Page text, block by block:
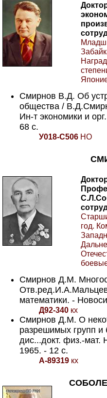
Смирнов В.Д. Об
общества /
Ин-т экономики и
68 c.
У018-С506НО
год.
Смирнов Д.М.
математики. -
Д92-340кх
Смирнов Д.М. О
разрешимых групп и
дис...докт. физ.-
1965. - 12 с.
А-89319кх